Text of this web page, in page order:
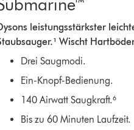
leistungsstärkster
Wischt
Drei Saugmodi.
Ein-Knopf-Bedienung.
140 Airwatt Saugkraft.⁶
Bis zu 60 Minuten Laufzeit.